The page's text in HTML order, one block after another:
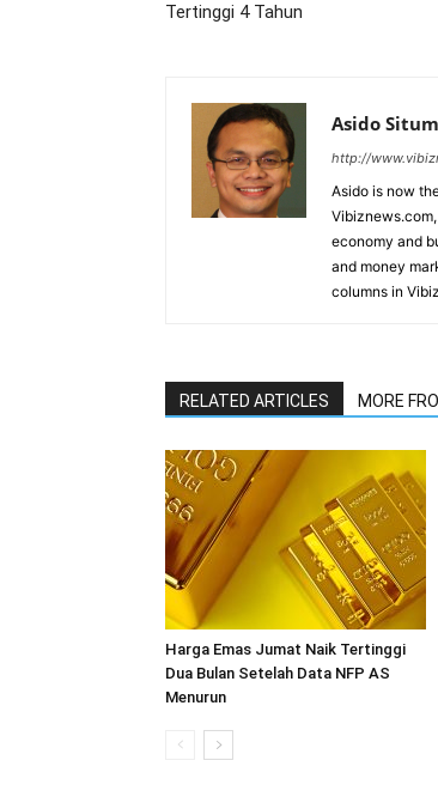
Tertinggi 4 Tahun
Asido
http://
Asido is now
economy and
and money
columns in
RELATED ARTICLES MORE
Harga Emas Jumat Naik Tertinggi
Dua Bulan Setelah Data NFP AS
Menurun